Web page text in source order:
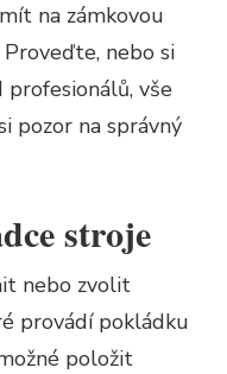
na zámkovou
nebo si
vše
pozor na správný
stroje
nebo zvolit
provádí pokládku
položit